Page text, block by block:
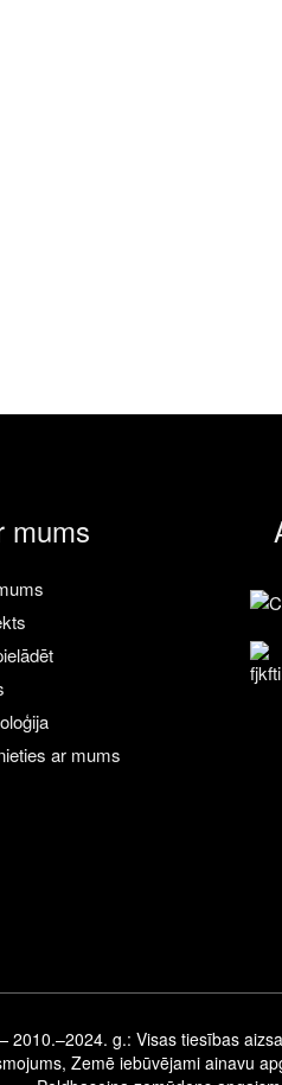
mums
ar mums
g.: Visas tiesības
, Zemē iebūvējami ainavu